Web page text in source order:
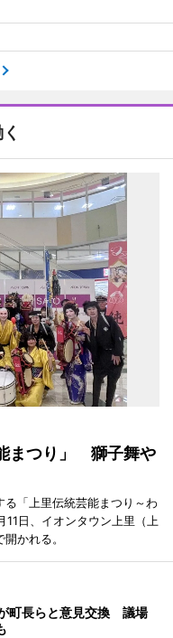
まつり」 獅子舞や
「上里伝統芸能まつり～わ
11日、イオンタウン上里（上
かれる。
町長らと意見交換 議場